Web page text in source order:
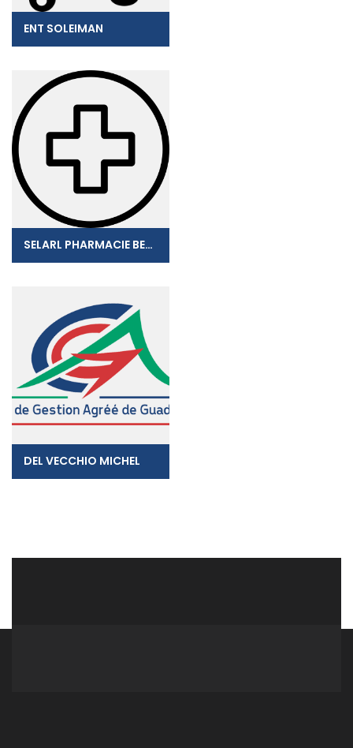
ENT SOLEIMAN
SELARL PHARMACIE BERTHELOT FRAN
DEL VECCHIO MICHEL